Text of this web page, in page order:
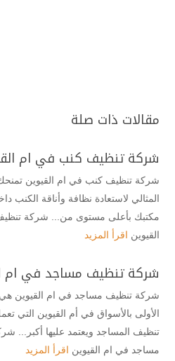
مقالات ذات صلة
شركة تنظيف كنب في ام
شركة تنظيف كنب في ام القيوين
المثالي لاستعادة نظافة وأناقة الكنب
مكتبك بأعلى مستوى من... شركة
القيوين اقرأ المزيد
شركة تنظيف مساجد في ام
شركة تنظيف مساجد في ام القيوين
الأولى بالأسواق في أم القيوين التي
تنظيف المساجد ويعتمد عليها أكبر...
مساجد في ام القيوين اقرأ المزيد